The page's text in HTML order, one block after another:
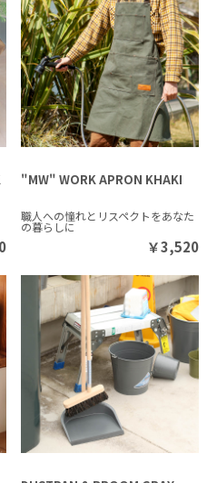
"MW" WORK APRON KHAKI
職人への憧れとリスペクトをあなた
の暮らしに
￥3,520